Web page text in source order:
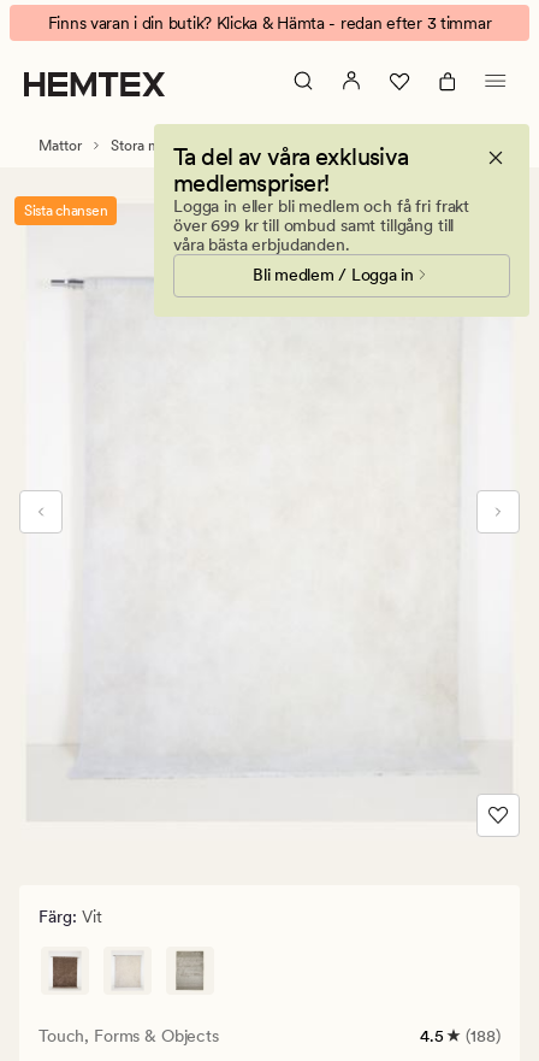
Touch
matta
Animerad
banner.
Klicka
på
att
pausa.
Finns varan i din butik? Klicka & Hämta - redan efter 3 timmar
Ta del av våra exklusiva
medlemspriser!
Logga in eller bli medlem och få fri frakt
över 699 kr till ombud samt tillgång till
våra bästa erbjudanden.
Bli medlem / Logga in
Mattor Stora mattor
Sista chansen
Färg: Vit
Touch, Forms & Objects
188
4.5 (188)